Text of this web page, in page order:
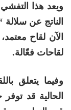
ويعد هذا
الناتج عن سلالة
الآن لقاح
لقاحات فعّالة.
وفيما يتعلق
الحالية قد